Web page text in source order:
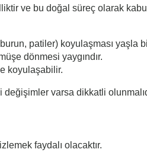
ve bu doğal süreç olarak
patiler) koyulaşması yaşla
dönmesi yaygındır.
koyulaşabilir.
varsa dikkatli
faydalı olacaktır.